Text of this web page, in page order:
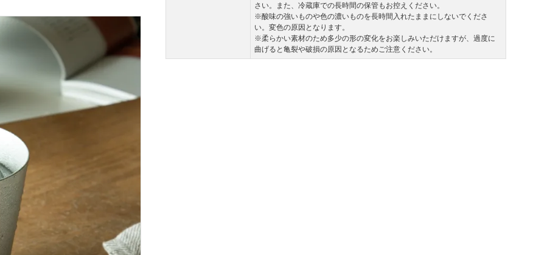
さい。また、冷蔵庫での長時間の保管もお控えください。
※酸味の強いものや色の濃いものを長時間入れたままにしないでくださ
い。変色の原因となります。
※柔らかい素材のため多少の形の変化をお楽しみいただけますが、過度に
曲げると亀裂や破損の原因となるためご注意ください。